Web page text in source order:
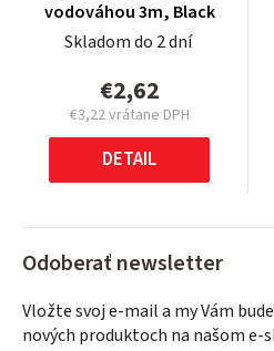
vodováhou 3m, Black
Skladom do 2 dní
€2,62
€3,22 vrátane DPH
Jednotková
cena:
DETAIL
Odoberať newsletter
Vložte svoj e-mail a my Vám
nových produktoch na našom e-